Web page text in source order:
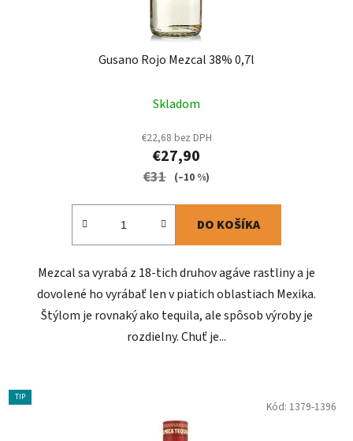
Gusano Rojo Mezcal 38% 0,7l
Skladom
€22,68 bez DPH
€27,90
€31 (–10 %)
DO KOŠÍKA
Mezcal sa vyrabá z 18-tich druhov agáve rastliny a je
dovolené ho vyrábať len v piatich oblastiach Mexika.
Štýlom je rovnaký ako tequila, ale spôsob výroby je
rozdielny. Chuť je...
TIP
Kód: 1379-1396